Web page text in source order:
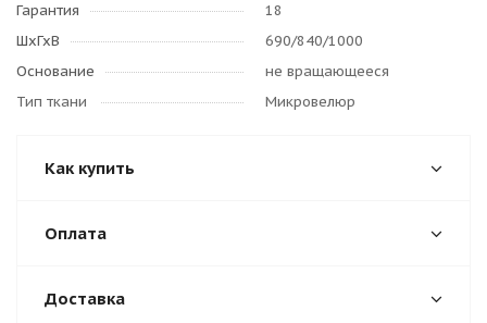
Гарантия
18
ШхГхВ
690/840/1000
Основание
не вращающееся
Тип ткани
Микровелюр
Как купить
Оплата
Доставка